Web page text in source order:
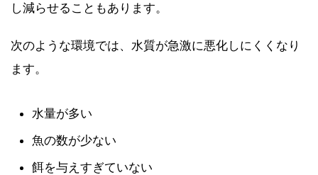
し減らせることもあります。
次のような環境では、水質が急激に悪化しにくくなり
ます。
水量が多い
魚の数が少ない
餌を与えすぎていない